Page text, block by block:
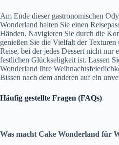
Am Ende dieser gastronomischen
Wonderland halten Sie einen
Händen. Navigieren Sie durch die
genießen Sie die Vielfalt der Texturen
Reise, bei der jedes Dessert nicht nur
festlichen Glückseligkeit ist. Lassen
Wonderland Ihre
Bissen nach dem anderen auf ein
Häufig gestellte Fragen (FAQs)
Was macht Cake Wonderland für